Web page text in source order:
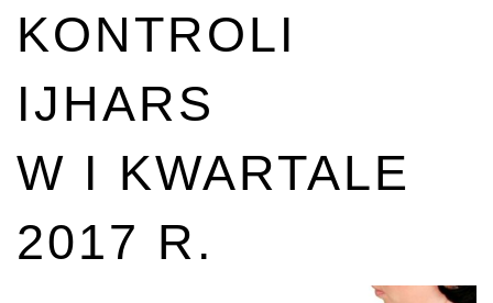
KONTROLI
IJHARS
W I KWARTALE
2017 R.